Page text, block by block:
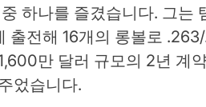
하나를 즐겼습니다. 그는
출전해 16개의 롱볼로
만 달러 규모의 2년 계
었습니다.